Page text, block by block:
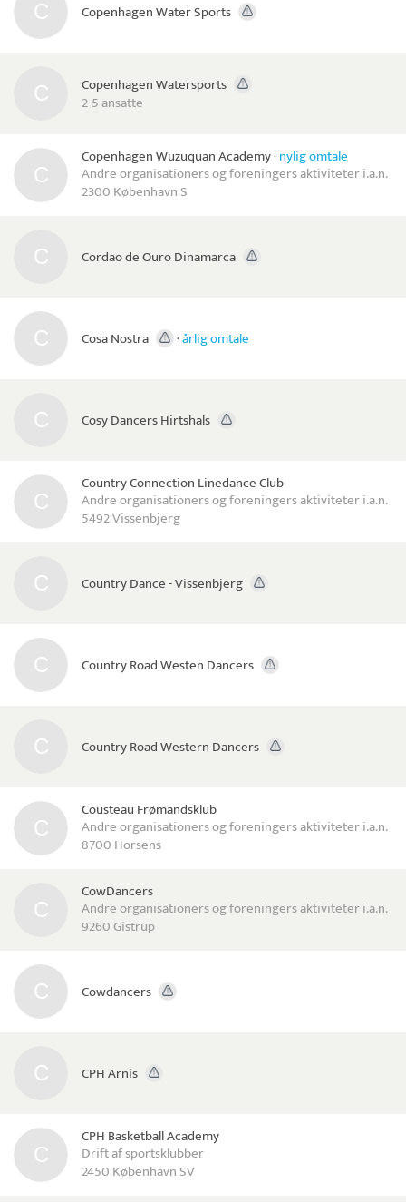
Copenhagen Water Sports
Copenhagen Watersports
2-5 ansatte
Copenhagen Wuzuquan Academy·nylig omtale
Andre organisationers og foreningers aktiviteter i.a.n.
2300 København S
Cordao de Ouro Dinamarca
Cosa Nostra ·årlig omtale
Cosy Dancers Hirtshals
Country Connection Linedance Club
Andre organisationers og foreningers aktiviteter i.a.n.
5492 Vissenbjerg
Country Dance - Vissenbjerg
Country Road Westen Dancers
Country Road Western Dancers
Cousteau Frømandsklub
Andre organisationers og foreningers aktiviteter i.a.n.
8700 Horsens
CowDancers
Andre organisationers og foreningers aktiviteter i.a.n.
9260 Gistrup
Cowdancers
CPH Arnis
CPH Basketball Academy
Drift af sportsklubber
2450 København SV